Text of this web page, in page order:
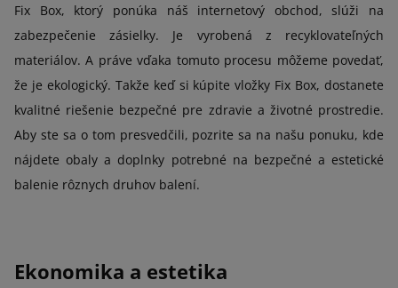
Fix Box, ktorý ponúka náš internetový obchod, slúži na
zabezpečenie zásielky. Je vyrobená z recyklovateľných
materiálov. A práve vďaka tomuto procesu môžeme povedať,
že je ekologický. Takže keď si kúpite vložky Fix Box, dostanete
kvalitné riešenie bezpečné pre zdravie a životné prostredie.
Aby ste sa o tom presvedčili, pozrite sa na našu ponuku, kde
nájdete obaly a doplnky potrebné na bezpečné a estetické
balenie rôznych druhov balení.
Ekonomika a estetika